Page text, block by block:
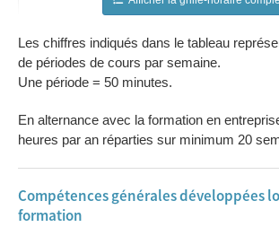
sciences
Formation
professionnelle
Technologie du
métier : cuisine
de collectivité
pratiques :
cuisine de
collectivité
Les chiffres indiqués dans le tableau
de périodes de cours par semaine.
Une période = 50 minutes.
En alternance avec la formation en
heures par an réparties sur minimum 20
Compétences générales développées
formation